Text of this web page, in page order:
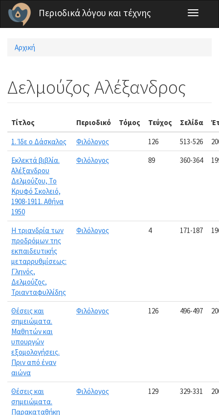
Παράκαμψη προς το κυρίως περιεχόμενο
Περιοδικά λόγου και τέχνης
Toggle
Είστε εδώ
Αρχική
Δελμούζος Αλέξανδρος
Τίτλος Περιοδικό Τόμος Τεύχος Σελίδα
1. Ίδε ο Δάσκαλος Φιλόλογος 126 513-526
Εκλεκτά βιβλία.
Αλέξανδρου
Δελμούζου, Το
Κρυφό Σκολειό,
1908-1911. Αθήνα
1950
Φιλόλογος 89 360-364
Η τριανδρία των
προδρόμων της
εκπαιδευτικής
μεταρρυθμίσεως:
Γληνός,
Δελμούζος,
Τριανταφυλλίδης
Φιλόλογος 4 171-187
Θέσεις και
σημειώματα.
Μαθητών και
υπουργών
εξομολογήσεις.
Πριν από έναν
αιώνα
Φιλόλογος 126 496-497
Θέσεις και
σημειώματα.
Παρακαταθήκη
Φιλόλογος 129 329-331